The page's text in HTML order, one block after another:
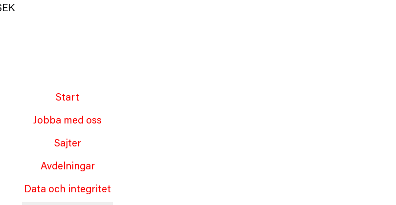
Start
Jobba med oss
Sajter
Avdelningar
Data och integritet